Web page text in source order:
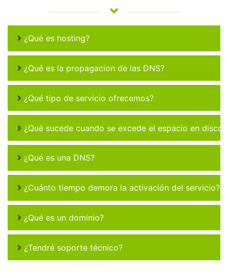
¿Qué es hosting?
¿Qué es la propagacion de las DNS?
¿Qué tipo de servicio ofrecemos?
¿Qué sucede cuando se excede el espacio en disco
¿Qué es una DNS?
¿Cuánto tiempo demora la activación del servicio?
¿Qué es un dominio?
¿Tendré soporte técnico?